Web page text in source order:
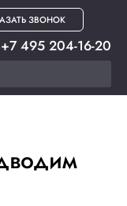
ЗВОНОК
+7 495 204-16-20